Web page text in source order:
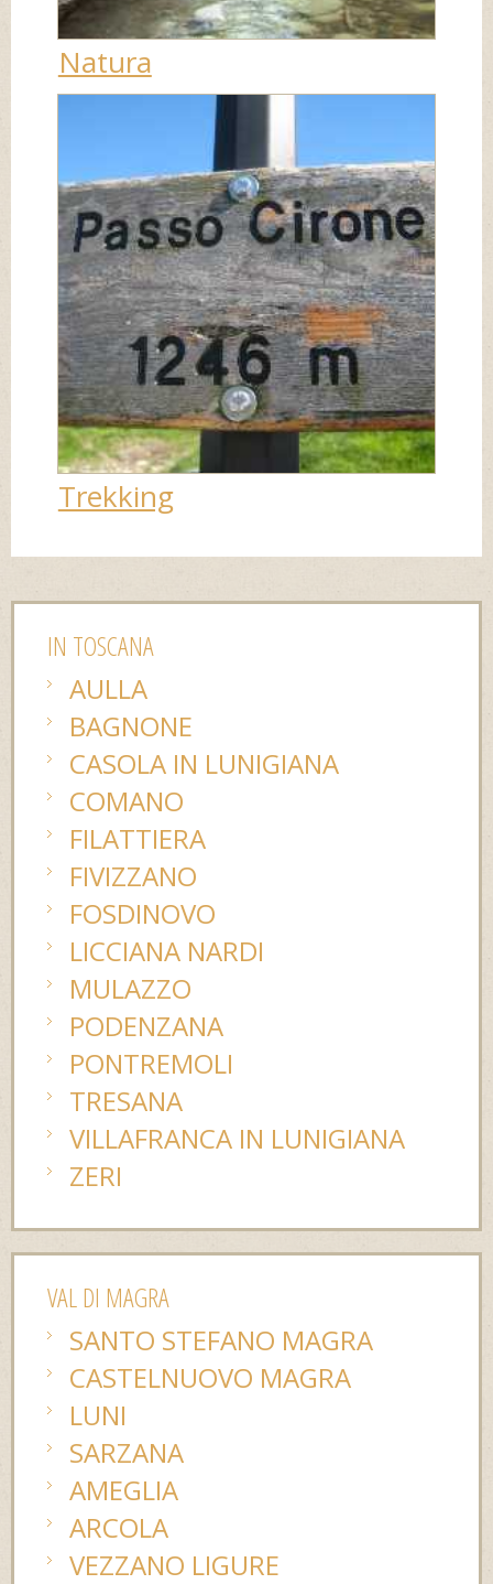
Natura
Trekking
IN TOSCANA
AULLA
BAGNONE
CASOLA IN LUNIGIANA
COMANO
FILATTIERA
FIVIZZANO
FOSDINOVO
LICCIANA NARDI
MULAZZO
PODENZANA
PONTREMOLI
TRESANA
VILLAFRANCA IN LUNIGIANA
ZERI
VAL DI MAGRA
SANTO STEFANO MAGRA
CASTELNUOVO MAGRA
LUNI
SARZANA
AMEGLIA
ARCOLA
VEZZANO LIGURE